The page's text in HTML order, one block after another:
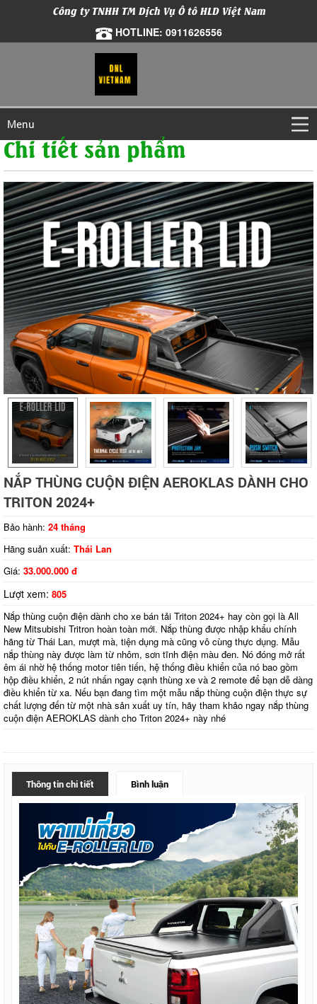
Công ty TNHH TM Dịch Vụ Ô tô HLD Việt Nam
HOTLINE: 0911626556
Menu
Chi tiết sản phẩm
NẮP THÙNG CUỘN ĐIỆN AEROKLAS DÀNH CHO
TRITON 2024+
Bảo hành: 24 tháng
Hãng suản xuất: Thái Lan
Giá: 33.000.000 đ
Lượt xem: 805
Nắp thùng cuộn điện dành cho xe bán tải Triton 2024+ hay còn gọi là All
New Mitsubishi Tritron hoàn toàn mới. Nắp thùng được nhập khẩu chính
hãng từ Thái Lan, mượt mà, tiện dụng mà cũng vô cùng thực dụng. Mẫu
nắp thùng này được làm từ nhôm, sơn tĩnh điện màu đen. Nó đóng mở rất
êm ái nhờ hệ thống motor tiên tiến, hệ thống điều khiển của nó bao gồm
hộp điều khiển, 2 nút nhấn ngay cạnh thùng xe và 2 remote để bạn dễ dàng
điều khiển từ xa. Nếu bạn đang tìm một mẫu nắp thùng cuộn điện thực sự
chất lượng đến từ một nhà sản xuất uy tín, hãy tham khảo ngay nắp thùng
cuộn điện AEROKLAS dành cho Triton 2024+ này nhé
Thông tin chi tiết Bình luận